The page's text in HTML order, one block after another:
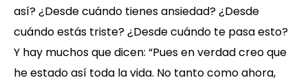
así? ¿Desde cuándo tienes ansiedad? ¿Desde
cuándo estás triste? ¿Desde cuándo te pasa esto?
Y hay muchos que dicen: “Pues en verdad creo que
he estado así toda la vida. No tanto como ahora,